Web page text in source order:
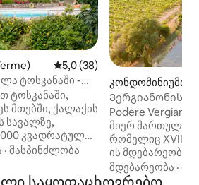
საშუალო შეფასებაა 5‑დან
5,0 (38)
ტოსკანაში -
ტოსკანაში,
მთებში, ქალაქის
სავალზე,
კვადრატულ
· მასპინძლობა
კონდომინიუმი
Ვერგიანონის
რომელიც
აუზით
Podere
მიერ მართული
რომელიც XVII
ის მდებარეობს
გორაკებში,
წევრები
მდებარეობა ·